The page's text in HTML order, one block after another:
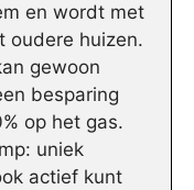
en wordt met
oudere huizen.
gewoon
besparing
op het gas.
uniek
actief kunt